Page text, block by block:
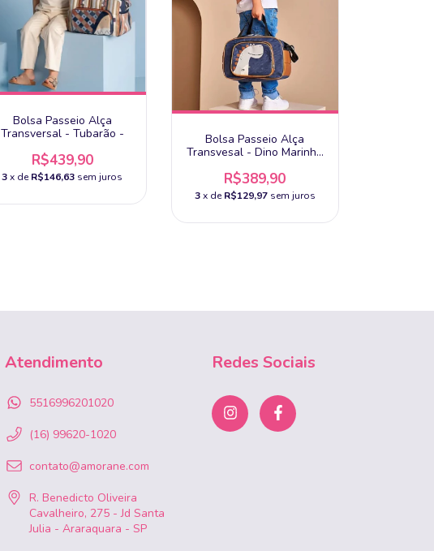
Bolsa Passeio Alça
Transversal - Tubarão -
R$439,90
3 x deR$146,63 sem juros
Bolsa Passeio Alça
Transvesal - Dino Marinho
R$389,90
3 x deR$129,97 sem juros
Atendimento
5516996201020
(16) 99620-1020
contato@amorane.com
R. Benedicto Oliveira
Cavalheiro, 275 - Jd Santa
Julia - Araraquara - SP
Redes Sociais